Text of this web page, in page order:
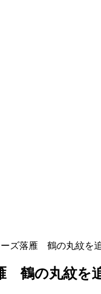
ズ落雁 鶴の丸紋を追
鶴の丸紋を